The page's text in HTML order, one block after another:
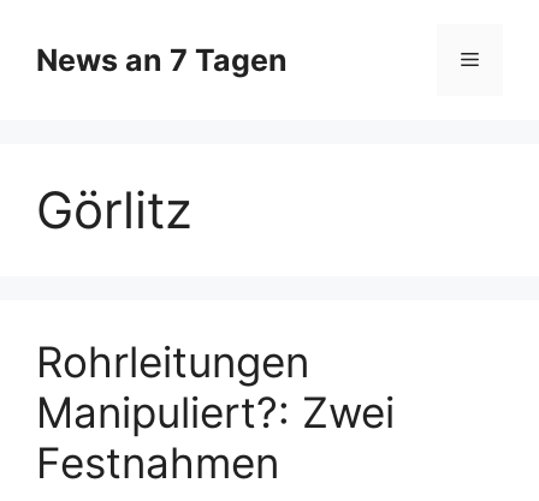
Inhalt
springen
News an 7 Tagen Menü
Görlitz
Rohrleitungen
Manipuliert?: Zwei
Festnahmen